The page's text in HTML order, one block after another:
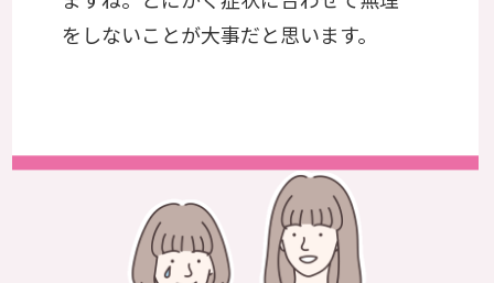
をしないことが大事だと思います。